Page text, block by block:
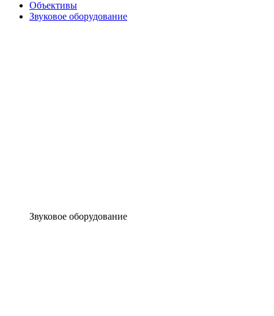
Объективы
Звуковое оборудование
Звуковое оборудование